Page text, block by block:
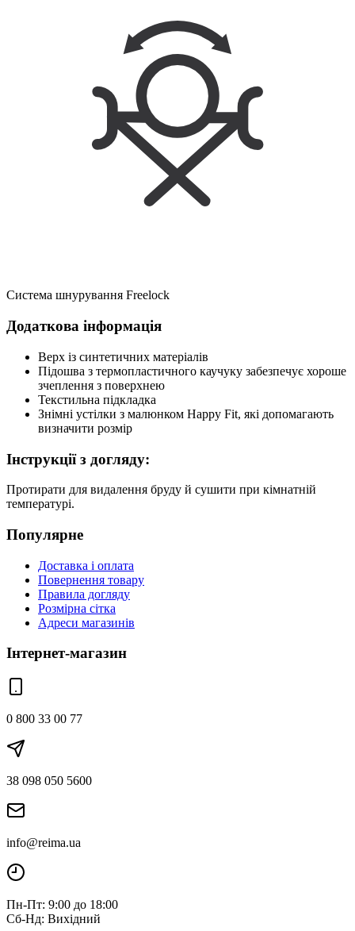
Система шнурування Freelock
Додаткова інформація
Верх із синтетичних матеріалів
Підошва з термопластичного каучуку забезпечує хороше
зчеплення з поверхнею
Текстильна підкладка
Знімні устілки з малюнком Happy Fit, які допомагають
визначити розмір
Інструкції з догляду:
Протирати для видалення бруду й сушити при кімнатній
температурі.
Популярне
Доставка і оплата
Повернення товару
Правила догляду
Розмірна сітка
Адреси магазинів
Інтернет-магазин
0 800 33 00 77
38 098 050 5600
info@reima.ua
Пн-Пт: 9:00 до 18:00
Сб-Нд: Вихідний